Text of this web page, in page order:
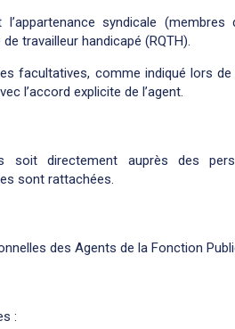
syndicale (membres
travailleur handicapé (RQTH).
facultatives, comme indiqué lors de
l’accord explicite de l’agent.
soit directement auprès des
sont rattachées.
des Agents de la Fonction
: